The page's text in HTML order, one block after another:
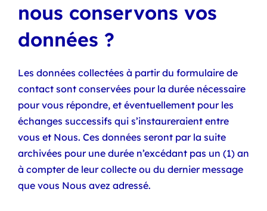
nous conservons vos
données ?
Les données collectées à partir du formulaire de
contact sont conservées pour la durée nécessaire
pour vous répondre, et éventuellement pour les
échanges successifs qui s’instaureraient entre
vous et Nous. Ces données seront par la suite
archivées pour une durée n’excédant pas un (1) an
à compter de leur collecte ou du dernier message
que vous Nous avez adressé.